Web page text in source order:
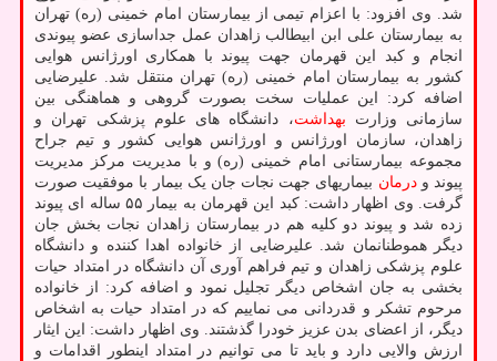
شد. وی افزود: با اعزام تیمی از بیمارستان امام خمینی (ره) تهران
به بیمارستان علی ابن ابیطالب زاهدان عمل جداسازی عضو پیوندی
انجام و کبد این قهرمان جهت پیوند با همکاری اورژانس هوایی
کشور به بیمارستان امام خمینی (ره) تهران منتقل شد. علیرضایی
اضافه کرد: این عملیات سخت بصورت گروهی و هماهنگی بین
سازمانی وزارت بهداشت، دانشگاه های علوم پزشکی تهران و
زاهدان، سازمان اورژانس و اورژانس هوایی کشور و تیم جراح
مجموعه بیمارستانی امام خمینی (ره) و با مدیریت مرکز مدیریت
پیوند ودرمان بیماریهای جهت نجات جان یک بیمار با موفقیت صورت
گرفت. وی اظهار داشت: کبد این قهرمان به بیمار ۵۵ ساله ای پیوند
زده شد و پیوند دو کلیه هم در بیمارستان زاهدان نجات بخش جان
دیگر هموطنانمان شد. علیرضایی از خانواده اهدا کننده و دانشگاه
علوم پزشکی زاهدان و تیم فراهم آوری آن دانشگاه در امتداد حیات
بخشی به جان اشخاص دیگر تجلیل نمود و اضافه کرد: از خانواده
مرحوم تشکر و قدردانی می نماییم که در امتداد حیات به اشخاص
دیگر، از اعضای بدن عزیز خودرا گذشتند. وی اظهار داشت: این ایثار
ارزش والایی دارد و باید تا می توانیم در امتداد اینطور اقدامات و